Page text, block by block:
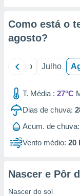
através
estudos
de
Como está o
agosto?
Junho Julho
T. Média : 27°C
Dias de chuva:
Acum. de chuva:
Vento médio: 20
Nascer e Pôr
Nascer do sol